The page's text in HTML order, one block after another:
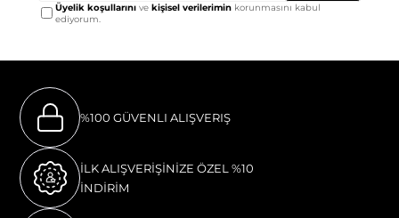
Üyelik koşullarını vekişisel verilerimin korunmasını kabul
ediyorum.
%100 GÜVENLI ALIŞVERIŞ
İLK ALIŞVERİŞİNİZE ÖZEL %10
İNDİRİM